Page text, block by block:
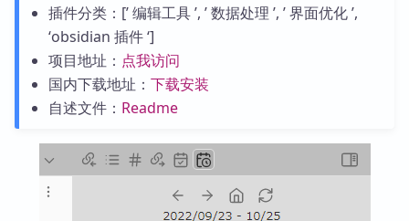
插件分类：[’ 编辑工具 ’, ’ 数据处理 ’, ’ 界面优化 ’,
‘obsidian 插件 ‘]
项目地址： 点我访问
国内下载地址： 下载安装
自述文件： Readme